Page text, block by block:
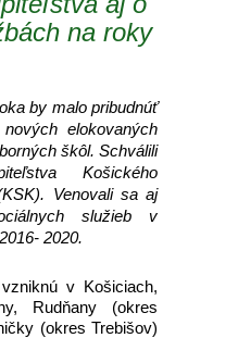
na roky
by malo pribudnúť
elokovaných
škôl. Schválili
Košického
Venovali sa aj
služieb v
2020.
v Košiciach,
Rudňany (okres
(okres Trebišov)